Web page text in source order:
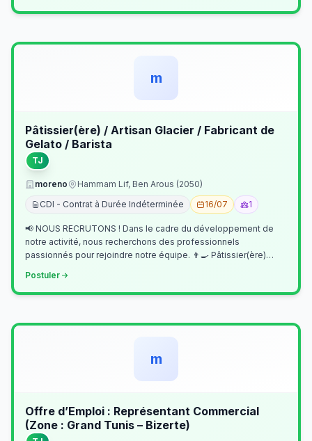
m
Pâtissier(ère) / Artisan Glacier / Fabricant de
Gelato / Barista
TJ
moreno
Hammam Lif, Ben Arous (2050)
CDI - Contrat à Durée Indéterminée
16/07 1
📢 NOUS RECRUTONS ! Dans le cadre du développement de
notre activité, nous recherchons des professionnels
passionnés pour rejoindre notre équipe. 👨‍🍳 Pâtissier(ère)
Postuler
m
Offre d’Emploi : Représentant Commercial
(Zone : Grand Tunis – Bizerte)